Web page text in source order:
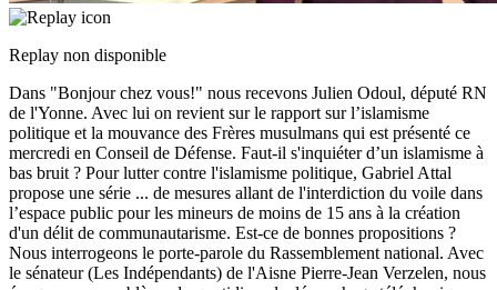
Replay non disponible
Dans "Bonjour chez vous!" nous recevons Julien Odoul, député RN
de l'Yonne. Avec lui on revient sur le rapport sur l’islamisme
politique et la mouvance des Frères musulmans qui est présenté ce
mercredi en Conseil de Défense. Faut-il s'inquiéter d’un islamisme à
bas bruit ? Pour lutter contre l'islamisme politique, Gabriel Attal
propose une série ... de mesures allant de l'interdiction du voile dans
l’espace public pour les mineurs de moins de 15 ans à la création
d'un délit de communautarisme. Est-ce de bonnes propositions ?
Nous interrogeons le porte-parole du Rassemblement national. Avec
le sénateur (Les Indépendants) de l'Aisne Pierre-Jean Verzelen, nous